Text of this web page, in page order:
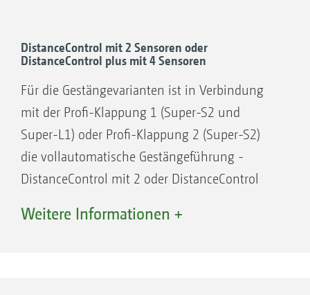
DistanceControl mit 2 Sensoren oder
DistanceControl plus mit 4 Sensoren
Für die Gestängevarianten ist in Verbindung
mit der Profi-Klappung 1 (Super-S2 und
Super-L1) oder Profi-Klappung 2 (Super-S2)
die vollautomatische Gestängeführung ­
DistanceControl mit 2 oder DistanceControl
unterschiedlich entwickelten Beständen oder
Weitere Informationen +